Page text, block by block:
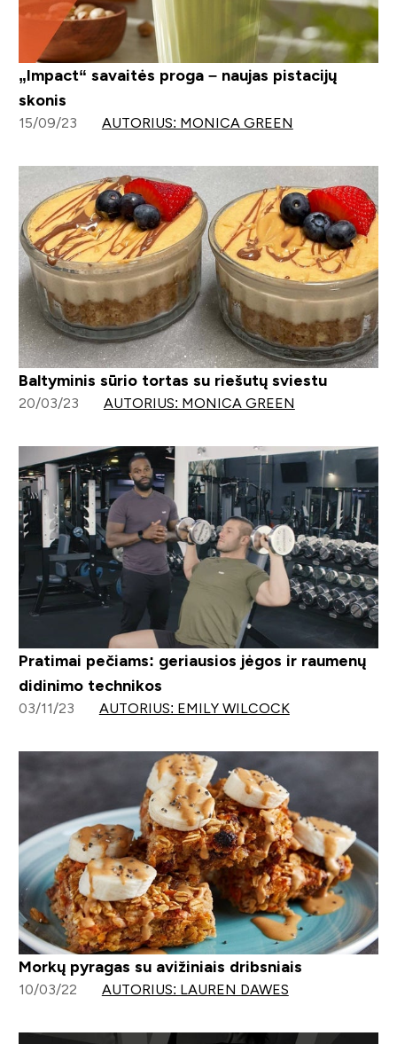
„Impact“ savaitės proga – naujas pistacijų
skonis
15/09/23 AUTORIUS: MONICA GREEN
Baltyminis sūrio tortas su riešutų sviestu
20/03/23 AUTORIUS: MONICA GREEN
Pratimai pečiams: geriausios jėgos ir raumenų
didinimo technikos
03/11/23 AUTORIUS: EMILY WILCOCK
Morkų pyragas su avižiniais dribsniais
10/03/22 AUTORIUS: LAUREN DAWES